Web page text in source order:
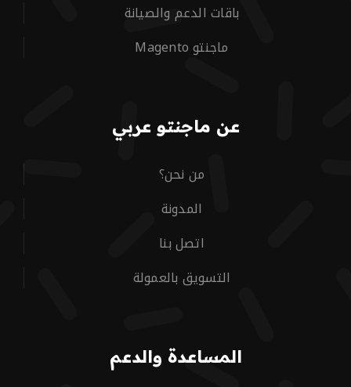
باقات الدعم والصيانة
ماجنتو Magento
عن ماجنتو عربي
من نحن؟
المدونة
اتصل بنا
التسويق بالعمولة
المساعدة والدعم